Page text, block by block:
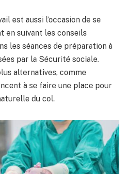
est aussi l’occasion de se
en suivant les conseils
les séances de préparation à
par la Sécurité sociale.
alternatives, comme
à se faire une place pour
du col.